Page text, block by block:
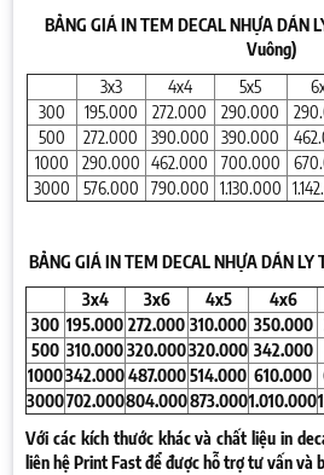
BẢNG GIÁ IN TEM DECAL NHỰA DÁN
Vuông)
3x3
4x4 5x5
300
195.000 272.000 290.000
500
272.000 390.000 390.000
1000
290.000 462.000 700.000
3000
576.000 790.000 1.130.000
BẢNG GIÁ IN TEM DECAL NHỰA DÁN LY
3x4
3x6 4x5 4x6
300 195.000 272.000 310.000 350.000
500 310.000320.000320.000 342.000
1000342.000487.000 514.000 610.000
3000702.000804.000873.0001.010.000
Với các kích thước khác và chất liệu in
liên hệ Print Fast để được hỗ trợ tư vấn và